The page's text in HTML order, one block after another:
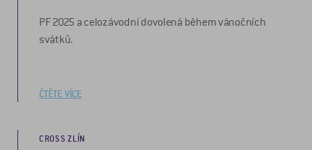
PF 2025 a celozávodní dovolená během vánočních
svátků.
ČTĚTE VÍCE
CROSS ZLÍN